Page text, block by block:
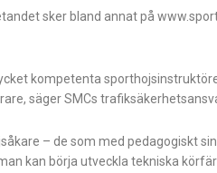
sker bland annat på
kompetenta
säger SMCs
– de som med pedagogiskt
kan börja utveckla tekniska